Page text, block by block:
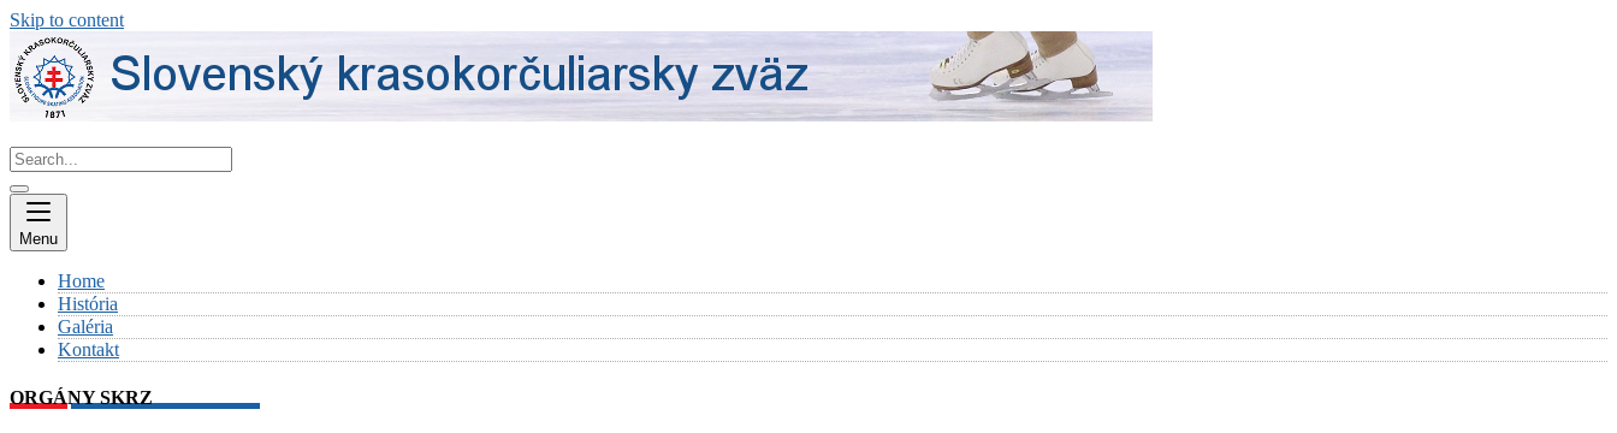
Skip to content
Menu
Home
História
Galéria
Kontakt
ORGÁNY SKRZ